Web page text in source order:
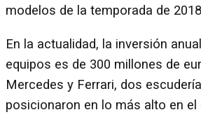
modelos de la temporada de
En la actualidad, la inversión
equipos es de 300 millones de
Mercedes y Ferrari, dos
posicionaron en lo más alto en